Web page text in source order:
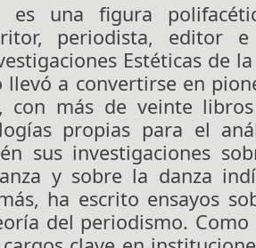
es una figura
periodista, editor
Estéticas de
llevó a convertirse en
con más de veinte
propias para el
sus investigaciones
y sobre la danza
ha escrito ensayos
del periodismo.